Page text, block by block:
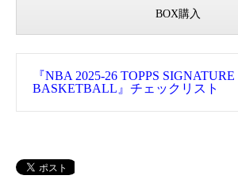
BOX購入
『NBA 2025-26 TOPPS
BASKETBALL』チェックリスト